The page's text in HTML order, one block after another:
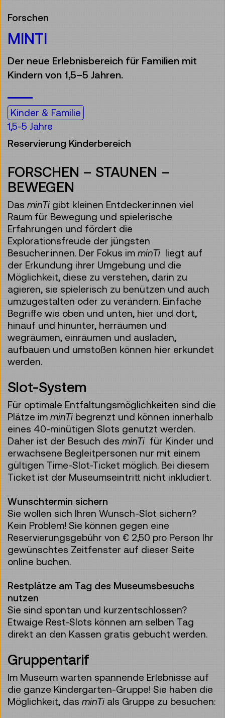
Forschen
MINTI
Der neue Erlebnisbereich für Familien mit
Kindern von 1,5–5 Jahren.
Kinder & Familie
1,5-5 Jahre
Reservierung Kinderbereich
FORSCHEN – STAUNEN –
BEWEGEN
Das minTi gibt kleinen Entdecker:innen viel
Raum für Bewegung und spielerische
Erfahrungen und fördert die
Explorationsfreude der jüngsten
Besucher:innen. Der Fokus im minTi liegt auf
der Erkundung ihrer Umgebung und die
Möglichkeit, diese zu verstehen, darin zu
agieren, sie spielerisch zu benützen und auch
umzugestalten oder zu verändern. Einfache
Begriffe wie oben und unten, hier und dort,
hinauf und hinunter, herräumen und
wegräumen, einräumen und ausladen,
aufbauen und umstoßen können hier erkundet
werden.
Slot-System
Für optimale Entfaltungsmöglichkeiten sind die
Plätze im minTi begrenzt und können innerhalb
eines 40-minütigen Slots genutzt werden.
Daher ist der Besuch des minTi für Kinder und
erwachsene Begleitpersonen nur mit einem
gültigen Time-Slot-Ticket möglich. Bei diesem
Ticket ist der Museumseintritt nicht inkludiert.
Wunschtermin sichern
Sie wollen sich Ihren Wunsch-Slot sichern?
Kein Problem! Sie können gegen eine
Reservierungsgebühr von € 2,50 pro Person Ihr
gewünschtes Zeitfenster auf dieser Seite
online buchen.
Restplätze am Tag des Museumsbesuchs
nutzen
Sie sind spontan und kurzentschlossen?
Etwaige Rest-Slots können am selben Tag
direkt an den Kassen gratis gebucht werden.
Gruppentarif
Im Museum warten spannende Erlebnisse auf
die ganze Kindergarten-Gruppe! Sie haben die
Möglichkeit, das minTi als Gruppe zu besuchen: